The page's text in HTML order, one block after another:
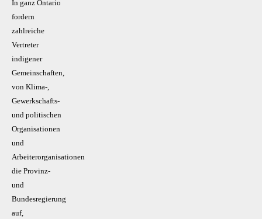
In ganz Ontario
fordern
zahlreiche
Vertreter
indigener
Gemeinschaften,
von Klima-,
Gewerkschafts-
und politischen
Organisationen
und
Arbeiterorganisationen
die Provinz-
und
Bundesregierung
auf,